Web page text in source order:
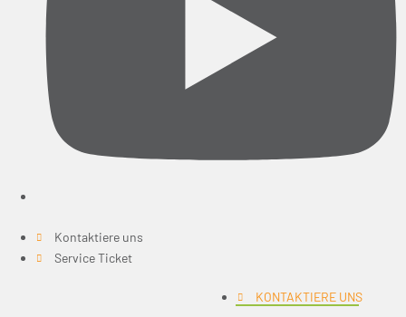
Kontaktiere uns
Service Ticket
KONTAKTIERE UNS